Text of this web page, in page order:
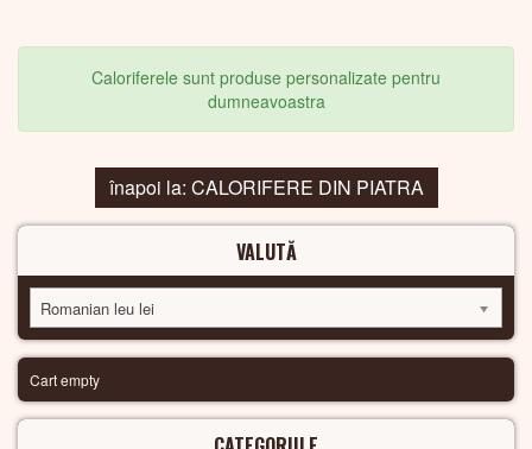
Caloriferele sunt produse personalizate pentru
dumneavoastra
înapoi la: CALORIFERE DIN PIATRA
VALUTĂ
Romanian leu lei
Cart empty